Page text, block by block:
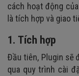
cách hoạt động
là tích hợp và giao
1. Tích hợp
Đầu tiên, Plugin sẽ
qua quy trình cài